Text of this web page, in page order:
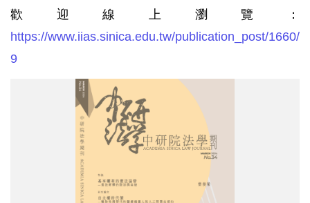
歡迎線上瀏覽：
https://www.iias.sinica.edu.tw/publication_post/1660/
9